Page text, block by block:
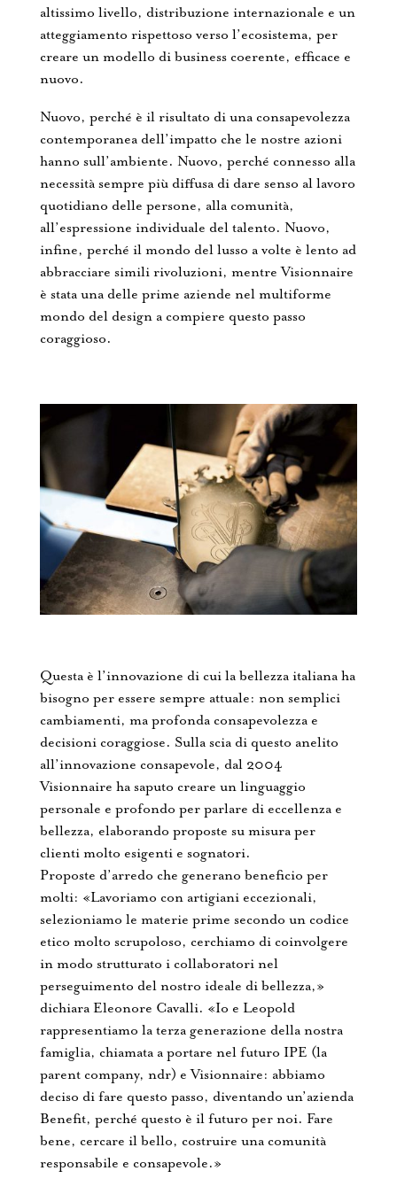
altissimo livello, distribuzione internazionale e un
atteggiamento rispettoso verso l’ecosistema, per
creare un modello di business coerente, efficace e
nuovo.
Nuovo, perché è il risultato di una consapevolezza
contemporanea dell’impatto che le nostre azioni
hanno sull’ambiente. Nuovo, perché connesso alla
necessità sempre più diffusa di dare senso al lavoro
quotidiano delle persone, alla comunità,
all’espressione individuale del talento. Nuovo,
infine, perché il mondo del lusso a volte è lento ad
abbracciare simili rivoluzioni, mentre Visionnaire
è stata una delle prime aziende nel multiforme
mondo del design a compiere questo passo
coraggioso.
Questa è l’innovazione di cui la bellezza italiana ha
bisogno per essere sempre attuale: non semplici
cambiamenti, ma profonda consapevolezza e
decisioni coraggiose. Sulla scia di questo anelito
all’innovazione consapevole, dal 2004
Visionnaire ha saputo creare un linguaggio
personale e profondo per parlare di eccellenza e
bellezza, elaborando proposte su misura per
clienti molto esigenti e sognatori.
Proposte d’arredo che generano beneficio per
molti: «Lavoriamo con artigiani eccezionali,
selezioniamo le materie prime secondo un codice
etico molto scrupoloso, cerchiamo di coinvolgere
in modo strutturato i collaboratori nel
perseguimento del nostro ideale di bellezza,»
dichiara Eleonore Cavalli. «Io e Leopold
rappresentiamo la terza generazione della nostra
famiglia, chiamata a portare nel futuro IPE (la
parent company, ndr) e Visionnaire: abbiamo
deciso di fare questo passo, diventando un’azienda
Benefit, perché questo è il futuro per noi. Fare
bene, cercare il bello, costruire una comunità
responsabile e consapevole.»